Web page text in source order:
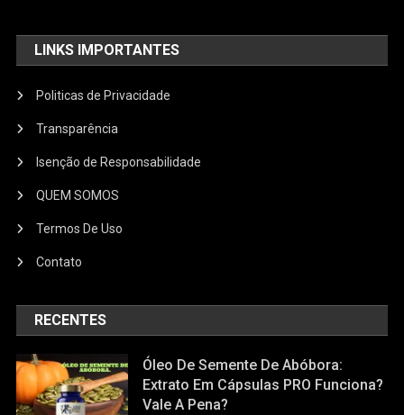
LINKS IMPORTANTES
Politicas de Privacidade
Transparência
Isenção de Responsabilidade
QUEM SOMOS
Termos De Uso
Contato
RECENTES
Óleo De Semente De Abóbora:
Extrato Em Cápsulas PRO Funciona?
Vale A Pena?